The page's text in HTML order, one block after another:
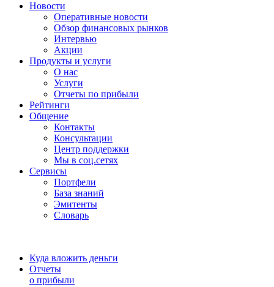
Новости
Оперативные новости
Обзор финансовых рынков
Интервью
Акции
Продукты и услуги
О нас
Услуги
Отчеты по прибыли
Рейтинги
Общение
Контакты
Консультации
Центр поддержки
Мы в соц.сетях
Сервисы
Портфели
База знаний
Эмитенты
Словарь
Куда вложить деньги
Отчеты
о прибыли